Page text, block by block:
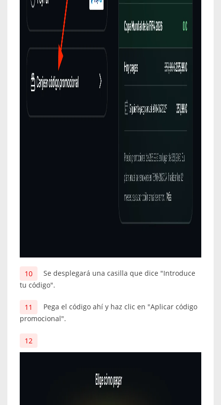
Se desplegará una casilla que dice "Introduce
tu código".
Pega el código ahí y haz clic en "Aplicar código
promocional".